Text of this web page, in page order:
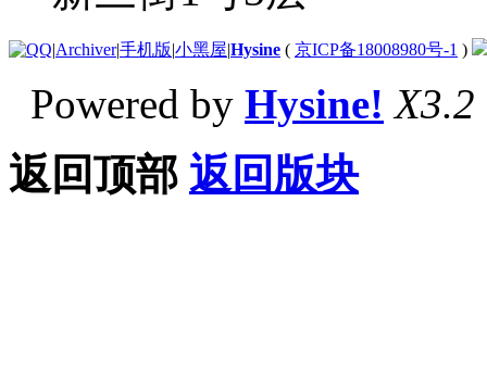
|Archiver|手机版|小黑屋|Hysine ( 京ICP备18008980号-1 )
Powered by Hysine! X3.2
返回顶部 返回版块